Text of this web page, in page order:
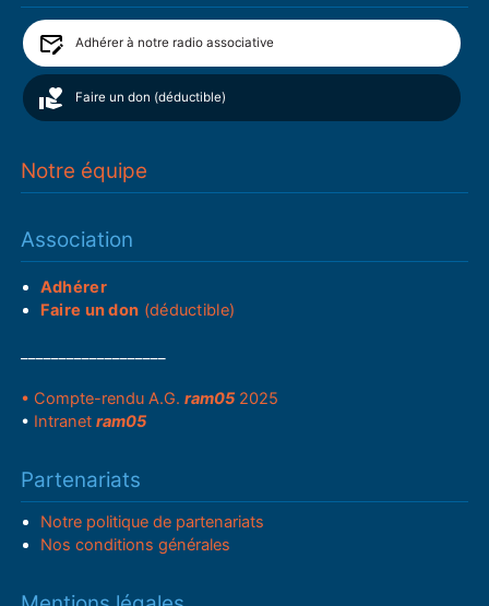
Adhérer à notre radio associative
Faire un don (déductible)
Notre équipe
Association
Adhérer
Faire un don (déductible)
• Compte-rendu A.G.ram05 2025
• Intranetram05
Partenariats
Notre politique de partenariats
Nos conditions générales